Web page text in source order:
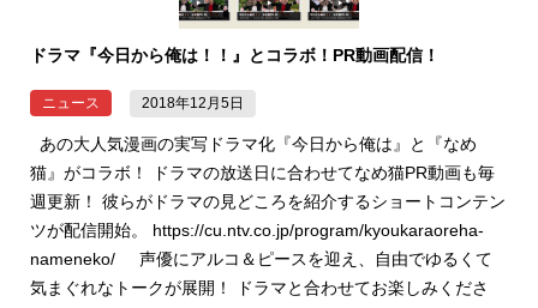
ドラマ『今日から俺は！！』とコラボ！PR動画配信！
ニュース 2018年12月5日
あの大人気漫画の実写ドラマ化『今日から俺は』と『なめ
猫』がコラボ！ ドラマの放送日に合わせてなめ猫PR動画も毎
週更新！ 彼らがドラマの見どころを紹介するショートコンテン
ツが配信開始。 https://cu.ntv.co.jp/program/kyoukaraoreha-
nameneko/ 声優にアルコ＆ピースを迎え、自由でゆるくて
気まぐれなトークが展開！ ドラマと合わせてお楽しみくださ